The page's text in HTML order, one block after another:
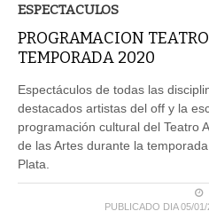
ESPECTACULOS
PROGRAMACION
TEMPORADA 2020
Espectáculos de todas las
destacados artistas del off y la
programación cultural del Teatro
de las Artes durante la
Plata.
PUBLICADO DIA 05/